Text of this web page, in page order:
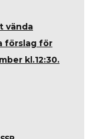
vända
förslag för
kl.12:30.